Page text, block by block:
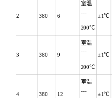
2 380 6
室温
200℃
±1℃
3 380 9
室温
200℃
±1℃
4 380 12
室温
±1℃